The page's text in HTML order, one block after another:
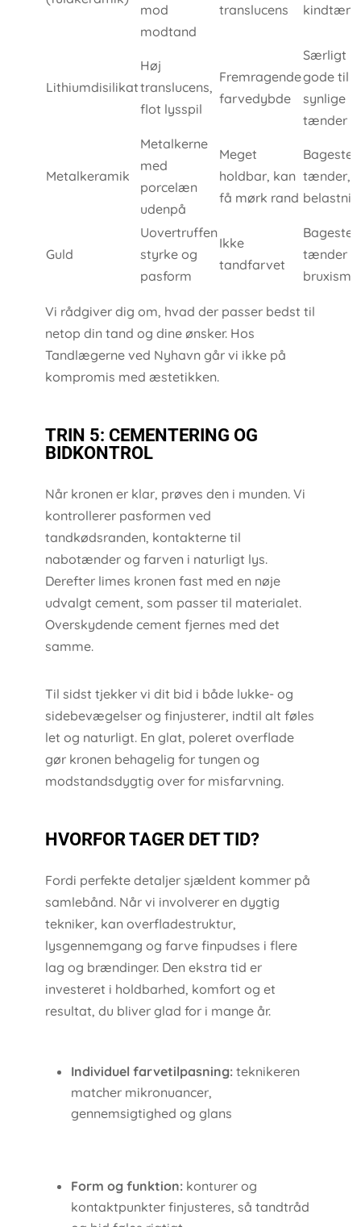
mod
modtand
translucens
Lithiumdisilikat
Høj
translucens,
flot lysspil
Fremragende
farvedybde
Særligt
gode til
synlige
tænder
Metalkeramik
Metalkerne
med
porcelæn
udenpå
Meget
holdbar, kan
få mørk rand
Bageste
tænder,
Guld
Uovertruffen
styrke og
pasform
Ikke
tandfarvet
Bageste
tænder
bruxisme
Vi rådgiver dig om, hvad der passer bedst til
netop din tand og dine ønsker. Hos
Tandlægerne ved Nyhavn går vi ikke på
kompromis med æstetikken.
TRIN 5: CEMENTERING OG
BIDKONTROL
Når kronen er klar, prøves den i munden. Vi
kontrollerer pasformen ved
tandkødsranden, kontakterne til
nabotænder og farven i naturligt lys.
Derefter limes kronen fast med en nøje
udvalgt cement, som passer til materialet.
Overskydende cement fjernes med det
samme.
Til sidst tjekker vi dit bid i både lukke- og
sidebevægelser og finjusterer, indtil alt føles
let og naturligt. En glat, poleret overflade
gør kronen behagelig for tungen og
modstandsdygtig over for misfarvning.
HVORFOR TAGER DET TID?
Fordi perfekte detaljer sjældent kommer på
samlebånd. Når vi involverer en dygtig
tekniker, kan overfladestruktur,
lysgennemgang og farve finpudses i flere
lag og brændinger. Den ekstra tid er
investeret i holdbarhed, komfort og et
resultat, du bliver glad for i mange år.
Individuel farvetilpasning:teknikeren
matcher mikronuancer,
gennemsigtighed og glans
Form og funktion:konturer og
kontaktpunkter finjusteres, så tandtråd